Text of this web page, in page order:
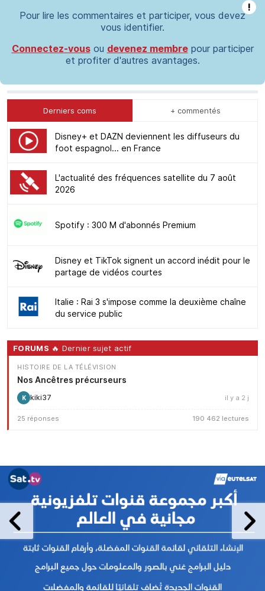
!
Pour lire les commentaires et participer, vous devez
vous identifier.
Connectez-vousou devenez membrepour participer
et profiter d'autres avantages.
Derniers coms + commentés
Disney+ et DAZN deviennent les diffuseurs du
foot espagnol... en France
L'actualité des fréquences satellite du 7 août
2026
Spotify : 300 M d'abonnés Premium
Disney et TikTok signent un accord inédit pour le
partage de vidéos courtes
Italie : Rai 3 s'impose comme la deuxième chaîne
du service public
FORUMS 🔥 Dernier sujet actif
HISTOIRE DE LA TÉLÉVISION
Nos Ancêtres précurseurs
K kiki37 il y a 2 j
25 réponses 190 462 lectures